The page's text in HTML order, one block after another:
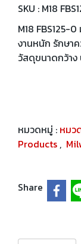
SKU : M18
M18 FBS125-
งานหนัก รักษา
วัสดุขนาดกว้าง
หมวดหมู่ : หมว
Products ,
Share